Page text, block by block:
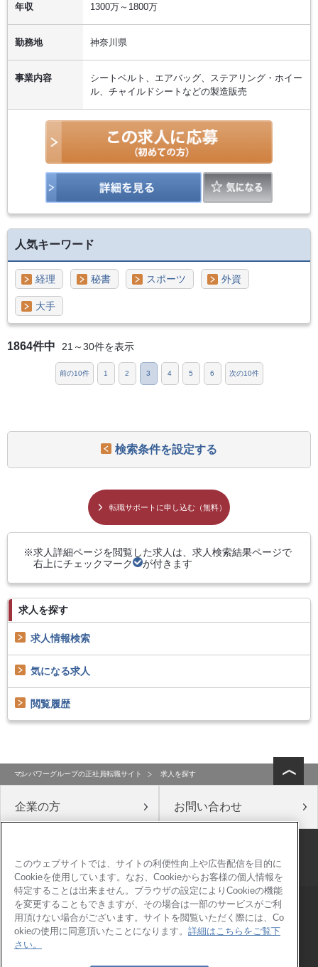
年収 1300万～1800万
勤務地 神奈川県
事業内容
シートベルト、エアバッグ、ステアリング・ホイー
ル、チャイルドシートなどの製造販売
人気キーワード
経理 秘書 スポーツ 外資
大手
1864件中 21～30件を表示
前の10件 1 2 3 4 5 6 次の10件
検索条件を設定する
転職サポートに申し込む（無料）
求人詳細ページを閲覧した求人は、求人検索結果ページで
右上にチェックマーク
が付きます
求人を探す
求人情報検索
気になる求人
閲覧履歴
マンパワーグループの正社員転職サイト 求人を探す
企業の方 お問い合わせ
公式ソーシャルメディア
会社概要 このサイトについて
情報セキュリティ基本方針 個人情報保護方針
このウェブサイトでは、サイトの利便性向上や広告配信を目的に
Cookieを使用しています。なお、Cookieからお客様の個人情報を
特定することは出来ません。ブラウザの設定によりCookieの機能
を変更することもできますが、その場合は一部のサービスがご利
用頂けない場合がございます。サイトを閲覧いただく際には、Co
okieの使用に同意頂いたことになります。 詳細はこちらをご覧下
さい。